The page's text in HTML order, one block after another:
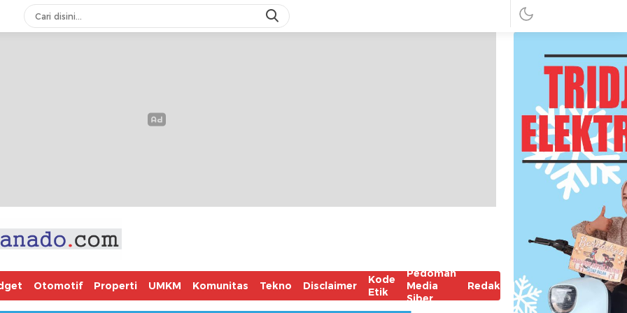
Otomotif Properti UMKM Komunitas Tekno Disclaimer
Kode
Etik
Pedoman
Media
Siber
Redaksi